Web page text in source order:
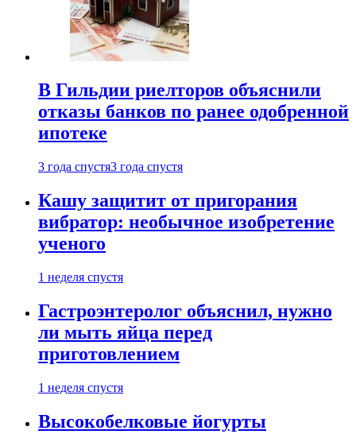
В Гильдии риелторов объяснили
отказы банков по ранее одобренной
ипотеке
3 года спустя3 года спустя
Кашу защитит от пригорания
вибратор: необычное изобретение
ученого
1 неделя спустя
Гастроэнтеролог объяснил, нужно
ли мыть яйца перед
приготовлением
1 неделя спустя
Высокобелковые йогурты